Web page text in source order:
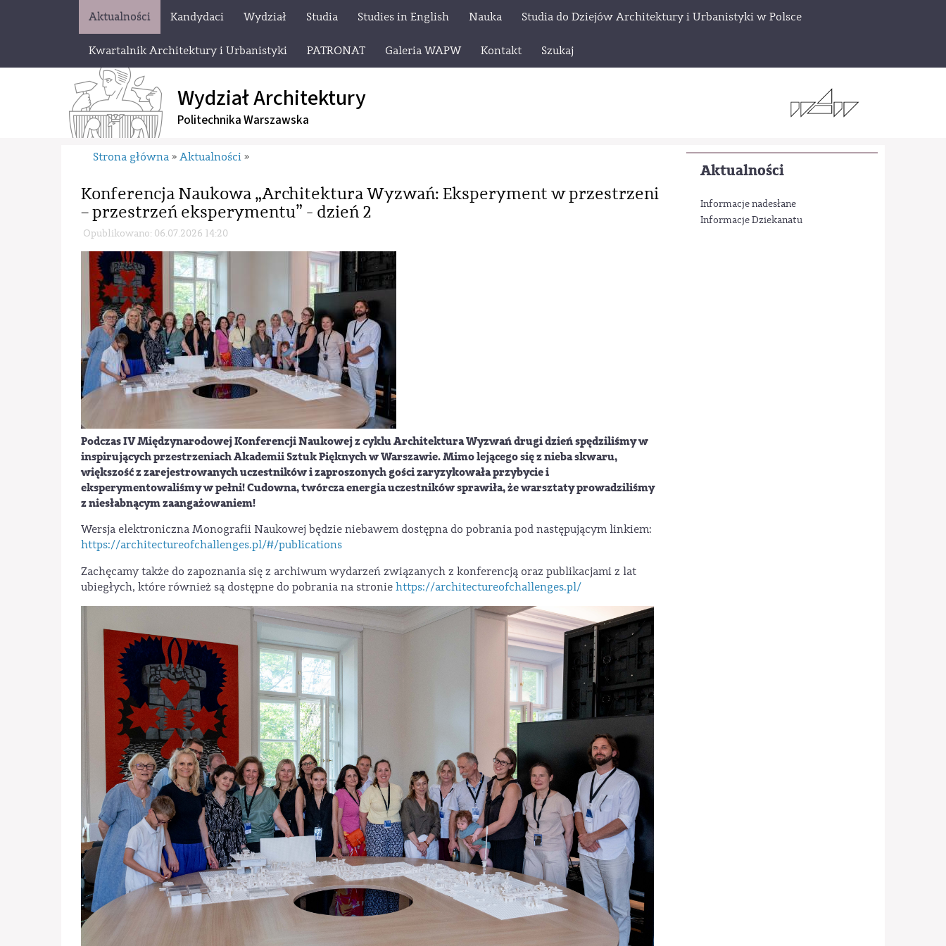
Aktualności Kandydaci Wydział Studia Studies in English Nauka Studia do Dziejów Architektury i Urbanistyki w Polsce
Kwartalnik Architektury i Urbanistyki PATRONAT Galeria WAPW Kontakt Szukaj
Wydział Architektury
Politechnika Warszawska
Aktualności
Informacje nadesłane
Informacje Dziekanatu
Strona główna » Aktualności »
Konferencja Naukowa „Architektura Wyzwań: Eksperyment w przestrzeni
– przestrzeń eksperymentu” - dzień 2
Opublikowano: 06.07.2026 14:20
PodczasIV Międzynarodowej Konferencji Naukowejz cykluArchitektura Wyzwańdrugi dzień spędziliśmy w
inspirujących przestrzeniach Akademii Sztuk Pięknych w Warszawie. Mimo lejącego się z nieba skwaru,
większość z zarejestrowanych uczestników i zaproszonych gości zaryzykowała przybycie i
eksperymentowaliśmy w pełni! Cudowna, twórcza energia uczestników sprawiła, że warsztaty prowadziliśmy
z niesłabnącym zaangażowaniem!
Wersja elektroniczna Monografii Naukowej będzie niebawem dostępna do pobrania pod następującym linkiem:
https://architectureofchallenges.pl/#/publications
Zachęcamy także do zapoznania się z archiwum wydarzeń związanych z konferencją oraz publikacjami z lat
ubiegłych, które również są dostępne do pobrania na stronie https://architectureofchallenges.pl/